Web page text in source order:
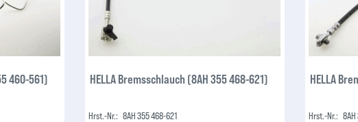
460-561) HELLA Bremsschlauch (8AH 355 468-621)
Hrst.-Nr.: 8AH 355 468-621
HELLA
Hrst.-Nr.: